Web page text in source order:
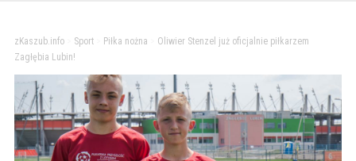
zKaszub.info> Sport> Piłka nożna
Oliwier Stenzel już oficjalnie piłkarzem
Zagłębia Lubin!